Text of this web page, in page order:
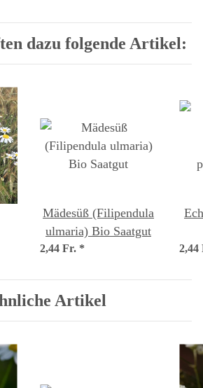
dazu folgende Artikel:
Mädesüß (Filipendula
ulmaria) Bio Saatgut
2,44 Fr. *
Artikel